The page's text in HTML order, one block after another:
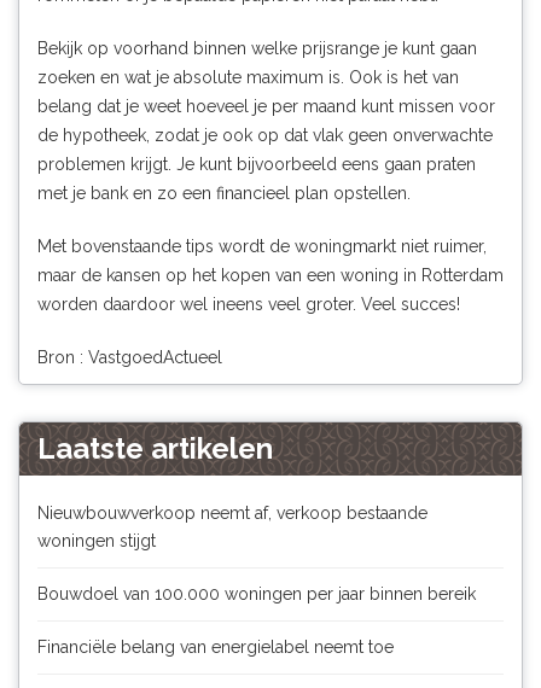
Bekijk op voorhand binnen welke prijsrange je kunt gaan
zoeken en wat je absolute maximum is. Ook is het van
belang dat je weet hoeveel je per maand kunt missen voor
de hypotheek, zodat je ook op dat vlak geen onverwachte
problemen krijgt. Je kunt bijvoorbeeld eens gaan praten
met je bank en zo een financieel plan opstellen.
Met bovenstaande tips wordt de woningmarkt niet ruimer,
maar de kansen op het kopen van een woning in Rotterdam
worden daardoor wel ineens veel groter. Veel succes!
Bron : VastgoedActueel
Laatste artikelen
Nieuwbouwverkoop neemt af, verkoop bestaande
woningen stijgt
Bouwdoel van 100.000 woningen per jaar binnen bereik
Financiële belang van energielabel neemt toe